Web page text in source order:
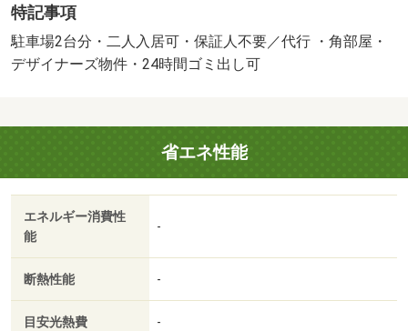
特記事項
駐車場2台分・二人入居可・保証人不要／代行 ・角部屋・
デザイナーズ物件・24時間ゴミ出し可
省エネ性能
エネルギー消費性
能
-
断熱性能 -
目安光熱費 -